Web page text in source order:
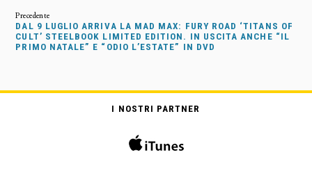
DAL 9 LUGLIO ARRIVA LA MAD MAX: FURY ROAD ‘TITANS OF
CULT’ STEELBOOK LIMITED EDITION. IN USCITA ANCHE “IL
PRIMO NATALE” E “ODIO L’ESTATE” IN DVD
I NOSTRI PARTNER